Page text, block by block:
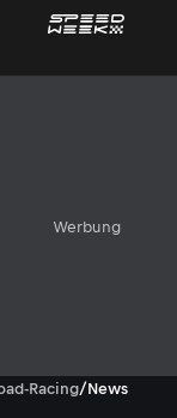
Werbung
Racing/News